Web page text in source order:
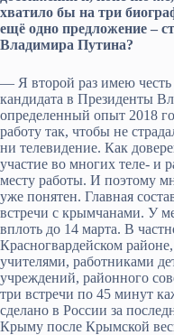
хватило бы на три
ещё одно предложение –
Владимира Путина?
— Я второй раз имею
кандидата в Президенты
определенный опыт 2018
работу так, чтобы не
ни телевидение. Как
участие во многих теле- и
месту работы. И поэтому
уже понятен. Главная
встречи с крымчанами. У
вплоть до 14 марта. В
Красногвардейском
учителями, работниками
учреждений, районного
три встречи по 45 минут
сделано в России за
Крыму после Крымской